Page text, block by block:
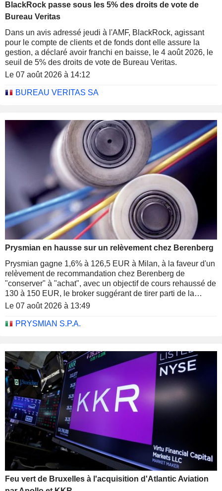
BlackRock passe sous les 5% des droits de vote de
Bureau Veritas
Dans un avis adressé jeudi à l'AMF, BlackRock, agissant
pour le compte de clients et de fonds dont elle assure la
gestion, a déclaré avoir franchi en baisse, le 4 août 2026, le
seuil de 5% des droits de vote de Bureau Veritas.
Le 07 août 2026 à 14:12
BUREAU VERITAS SA
Prysmian en hausse sur un relèvement chez Berenberg
Prysmian gagne 1,6% à 126,5 EUR à Milan, à la faveur d'un
relèvement de recommandation chez Berenberg de
"conserver" à "achat", avec un objectif de cours rehaussé de
130 à 150 EUR, le broker suggérant de tirer parti de la
baisse du titre ces derniers mois pour se positionner.
Le 07 août 2026 à 13:49
PRYSMIAN S.P.A.
Feu vert de Bruxelles à l'acquisition d'Atlantic Aviation